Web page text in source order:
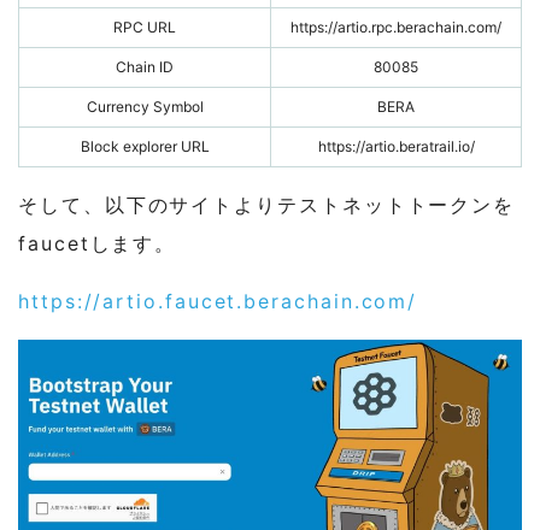
RPC URL https://artio.rpc.berachain.com/
Chain ID 80085
Currency Symbol BERA
Block explorer URL https://artio.beratrail.io/
そして、以下のサイトよりテストネットトークンを
faucetします。
https://artio.faucet.berachain.com/